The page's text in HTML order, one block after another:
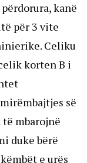
kanë
për 3 vite
Celiku
korten B i
së
mbarojnë
duke bërë
e urës